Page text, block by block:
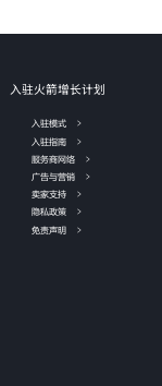
入驻火箭增长计划
入驻模式
入驻指南
服务商网络
广告与营销
卖家支持
隐私政策
免责声明